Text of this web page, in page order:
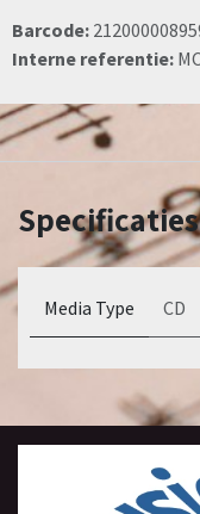
Barcode:
Interne referentie:
Specificaties
Media Type CD